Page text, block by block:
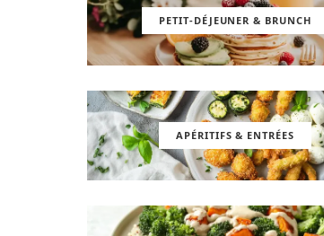
PETIT-DÉJEUNER & BRUNCH
APÉRITIFS & ENTRÉES